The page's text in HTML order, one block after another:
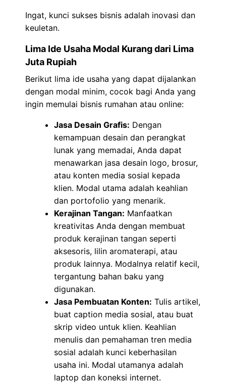
Ingat, kunci sukses bisnis adalah inovasi dan
keuletan.
Lima Ide Usaha Modal Kurang dari Lima
Juta Rupiah
Berikut lima ide usaha yang dapat dijalankan
dengan modal minim, cocok bagi Anda yang
ingin memulai bisnis rumahan atau online:
Jasa Desain Grafis: Dengan
kemampuan desain dan perangkat
lunak yang memadai, Anda dapat
menawarkan jasa desain logo, brosur,
atau konten media sosial kepada
klien. Modal utama adalah keahlian
dan portofolio yang menarik.
Kerajinan Tangan: Manfaatkan
kreativitas Anda dengan membuat
produk kerajinan tangan seperti
aksesoris, lilin aromaterapi, atau
produk lainnya. Modalnya relatif kecil,
tergantung bahan baku yang
digunakan.
Jasa Pembuatan Konten: Tulis artikel,
buat caption media sosial, atau buat
skrip video untuk klien. Keahlian
menulis dan pemahaman tren media
sosial adalah kunci keberhasilan
usaha ini. Modal utamanya adalah
laptop dan koneksi internet.